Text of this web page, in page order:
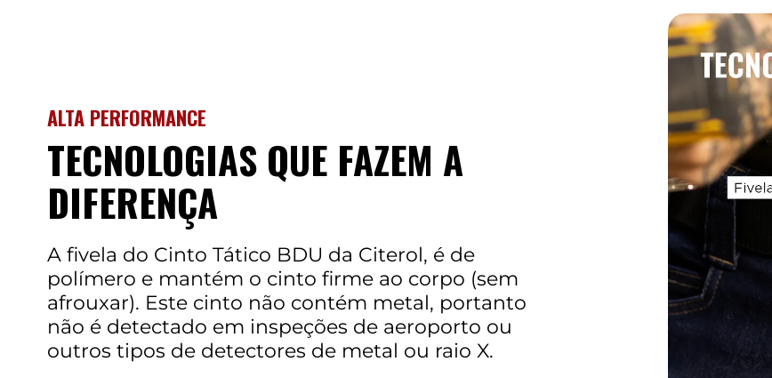
ALTA PERFORMANCE
TECNOLOGIAS QUE FAZEM A
DIFERENÇA
A fivela do Cinto Tático BDU da Citerol, é de
polímero e mantém o cinto firme ao corpo (sem
afrouxar). Este cinto não contém metal, portanto
não é detectado em inspeções de aeroporto ou
outros tipos de detectores de metal ou raio X.